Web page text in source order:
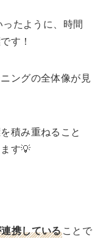
たように、時間
す！
ングの全体像が見
積み重ねること
す💡
携していることで